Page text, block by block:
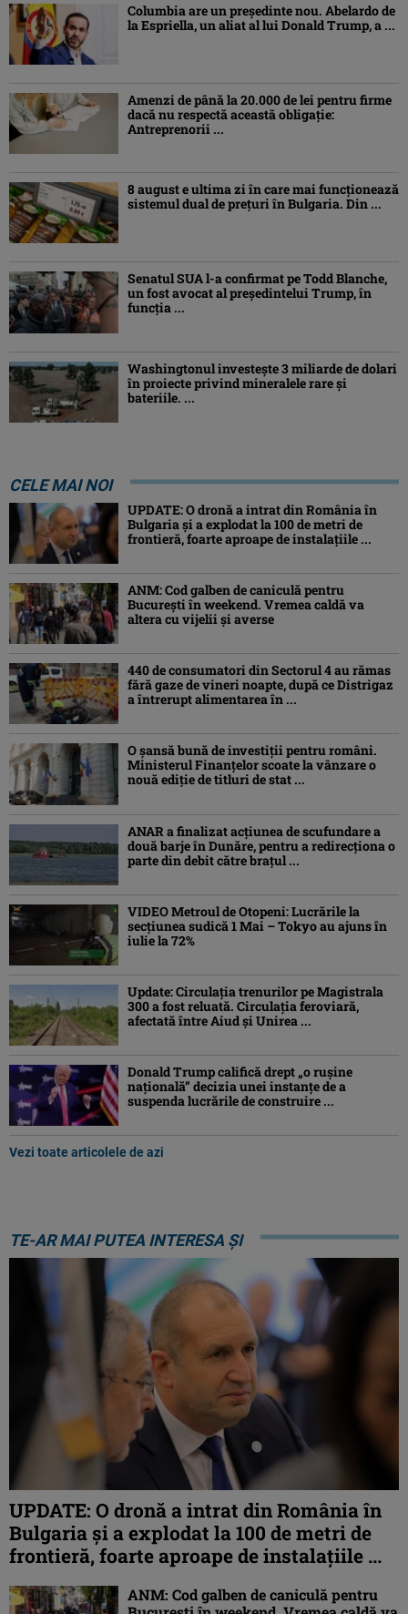
Columbia are un președinte nou. Abelardo de
la Espriella, un aliat al lui Donald Trump, a ...
Amenzi de până la 20.000 de lei pentru firme
dacă nu respectă această obligație:
Antreprenorii ...
8 august e ultima zi în care mai funcționează
sistemul dual de prețuri în Bulgaria. Din ...
Senatul SUA l-a confirmat pe Todd Blanche,
un fost avocat al președintelui Trump, în
funcția ...
Washingtonul investește 3 miliarde de dolari
în proiecte privind mineralele rare și
bateriile. ...
CELE MAI NOI
UPDATE: O dronă a intrat din România în
Bulgaria şi a explodat la 100 de metri de
frontieră, foarte aproape de instalațiile ...
ANM: Cod galben de caniculă pentru
București în weekend. Vremea caldă va
altera cu vijelii și averse
440 de consumatori din Sectorul 4 au rămas
fără gaze de vineri noapte, după ce Distrigaz
a întrerupt alimentarea în ...
O șansă bună de investiții pentru români.
Ministerul Finanțelor scoate la vânzare o
nouă ediție de titluri de stat ...
ANAR a finalizat acțiunea de scufundare a
două barje în Dunăre, pentru a redirecționa o
parte din debit către brațul ...
VIDEO Metroul de Otopeni: Lucrările la
secțiunea sudică 1 Mai – Tokyo au ajuns în
iulie la 72%
Update: Circulația trenurilor pe Magistrala
300 a fost reluată. Circulația feroviară,
afectată între Aiud şi Unirea ...
Donald Trump califică drept „o ruşine
naţională” decizia unei instanțe de a
suspenda lucrările de construire ...
Vezi toate articolele de azi
TE-AR MAI PUTEA INTERESA ȘI
UPDATE: O dronă a intrat din România în
Bulgaria şi a explodat la 100 de metri de
frontieră, foarte aproape de instalațiile ...
ANM: Cod galben de caniculă pentru